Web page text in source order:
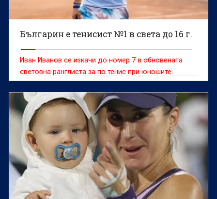
Българин е тенисист №1 в света до 16 г.
Иван Иванов се изкачи до номер 7 в обновената
световна ранглиста за по тенис при юношите.